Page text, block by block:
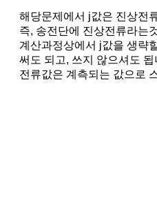
해당문제에서 j값은 진상전
즉, 송전단에 진상전류라는
계산과정상에서 j값을 생략
써도 되고, 쓰지 않으셔도 됩
전류값은 계측되는 값으로